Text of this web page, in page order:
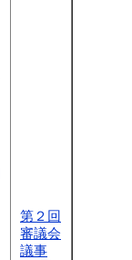
第２回
審議会
議事